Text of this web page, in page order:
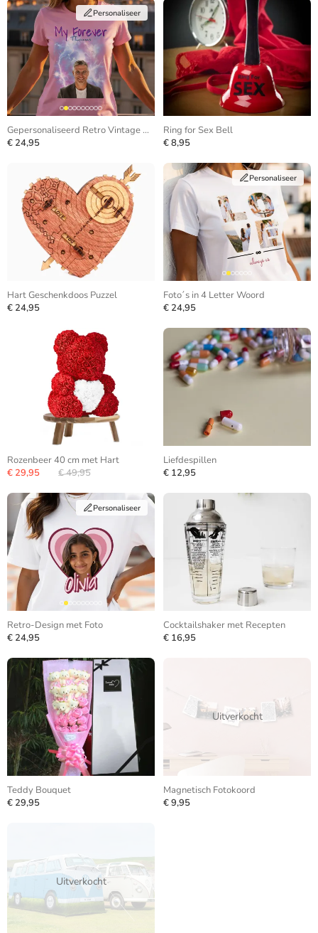
Personaliseer
Gepersonaliseerd Retro Vintage Bootleg T-shirt
€ 24,95
Ring for Sex Bell
€ 8,95
Hart Geschenkdoos Puzzel
€ 24,95
Personaliseer
Foto´s in 4 Letter Woord
€ 24,95
Rozenbeer 40 cm met Hart
€ 29,95
€ 49,95
Liefdespillen
€ 12,95
Personaliseer
Retro-Design met Foto
€ 24,95
Cocktailshaker met Recepten
€ 16,95
Teddy Bouquet
€ 29,95
Uitverkocht
Magnetisch Fotokoord
€ 9,95
Uitverkocht